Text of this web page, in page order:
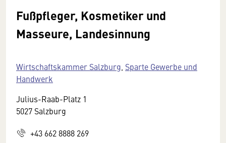
Fußpfleger, Kosmetiker und
Masseure, Landesinnung
Wirtschaftskammer Salzburg Sparte Gewerbe und
Handwerk
Julius-Raab-Platz 1
5027 Salzburg
+43 662 8888 269